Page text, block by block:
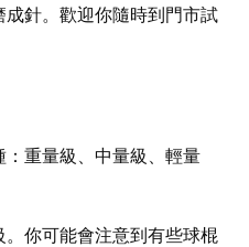
針。歡迎你隨時到門市試
重量級、中量級、輕量
你可能會注意到有些球棍